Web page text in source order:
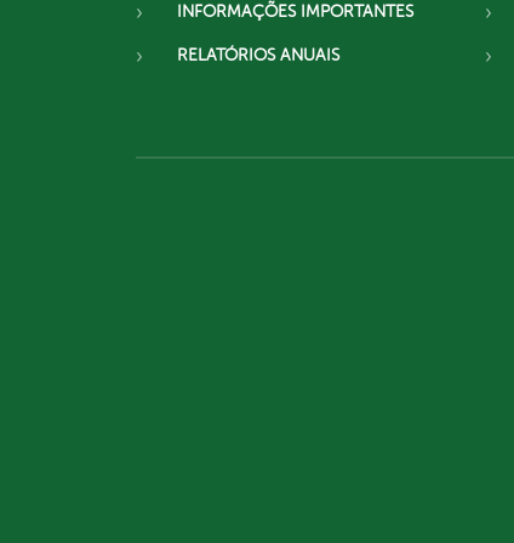
INFORMAÇÕES IMPORTANTES
RELATÓRIOS ANUAIS